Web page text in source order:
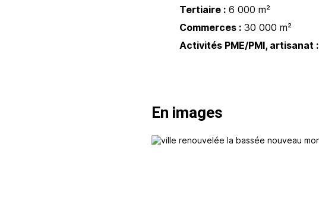
Tertiaire : 6 000 m²
Commerces : 30 000 m²
Activités PME/PMI, artisanat :
En images